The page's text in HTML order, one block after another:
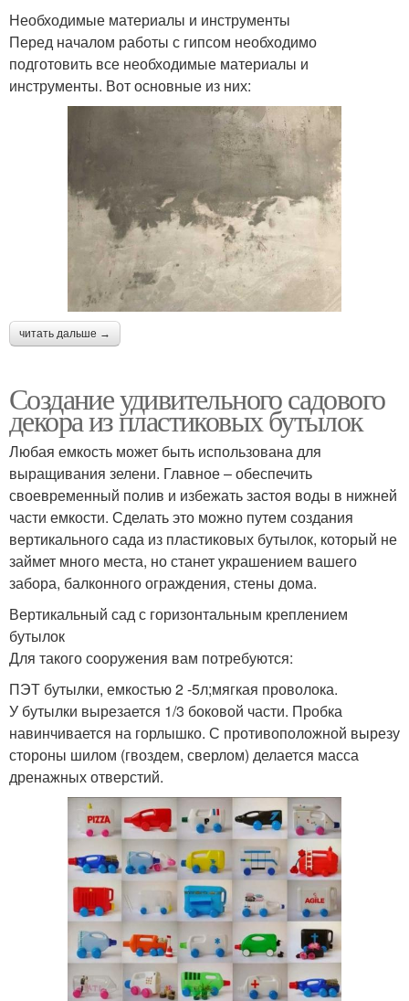
Необходимые материалы и инструменты
Перед началом работы с гипсом необходимо
подготовить все необходимые материалы и
инструменты. Вот основные из них:
читать дальше →
Создание удивительного садового
декора из пластиковых бутылок
Любая емкость может быть использована для
выращивания зелени. Главное – обеспечить
своевременный полив и избежать застоя воды в нижней
части емкости. Сделать это можно путем создания
вертикального сада из пластиковых бутылок, который не
займет много места, но станет украшением вашего
забора, балконного ограждения, стены дома.
Вертикальный сад с горизонтальным креплением
бутылок
Для такого сооружения вам потребуются:
ПЭТ бутылки, емкостью 2 -5л;мягкая проволока.
У бутылки вырезается 1/3 боковой части. Пробка
навинчивается на горлышко. С противоположной вырезу
стороны шилом (гвоздем, сверлом) делается масса
дренажных отверстий.